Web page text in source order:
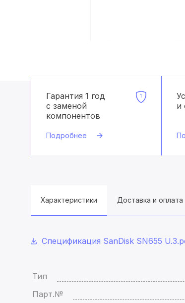
Гарантия 1 год
с заменой
компонентов
Подробнее
и
Характеристики Доставка и оплата
Спецификация SanDisk SN655
Тип
Парт.№